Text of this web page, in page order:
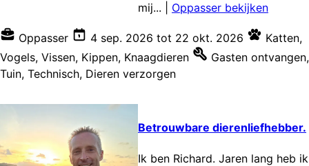
mij...
Oppasser bekijken
Oppasser 4 sep. 2026 tot 22 okt. 2026 Katten,
Vogels, Vissen, Kippen, Knaagdieren Gasten ontvangen,
Tuin, Technisch, Dieren verzorgen
Betrouwbare dierenliefhebber.
Ik ben Richard. Jaren lang heb ik